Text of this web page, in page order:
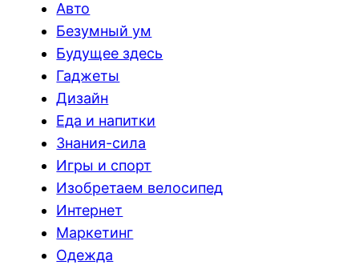
Авто
Безумный ум
Будущее здесь
Гаджеты
Дизайн
Еда и напитки
Знания-сила
Игры и спорт
Изобретаем велосипед
Интернет
Маркетинг
Одежда